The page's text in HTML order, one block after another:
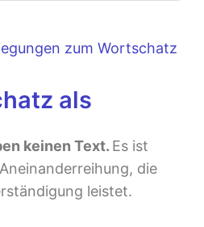
zum Wortschatz
als
keinen Text. Es ist
die
leistet.